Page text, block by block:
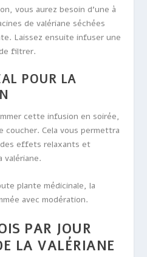
vous aurez besoin d’une à
de valériane séchées
Laissez ensuite infuser une
filtrer.
POUR LA
cette infusion en soirée,
coucher. Cela vous permettra
effets relaxants et
valériane.
plante médicinale, la
avec modération.
PAR JOUR
LA VALÉRIANE